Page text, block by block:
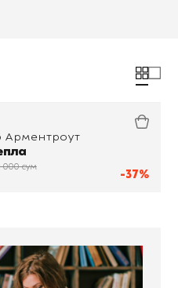
-37%
000 сум